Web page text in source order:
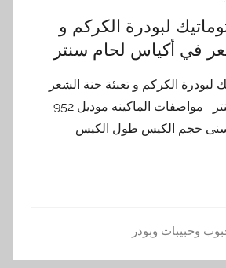
لبودرة الكركم و
في أكياس لحام سنتر
لبودرة الكركم و تعبئة حنة الشعر
في أكياس لحام سنتر مواصفات الماكينه موديل 952
حجم الكيس طول الكيس
وحبيبات وبودر